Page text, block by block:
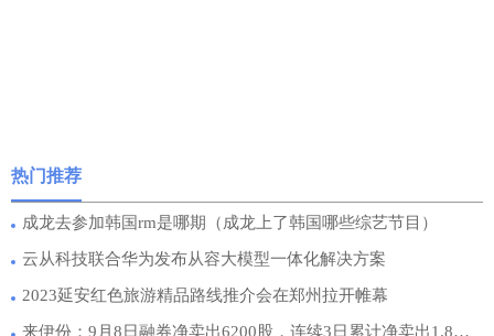
热门推荐
成龙去参加韩国rm是哪期（成龙上了韩国哪些综艺节目）
云从科技联合华为发布从容大模型一体化解决方案
2023延安红色旅游精品路线推介会在郑州拉开帷幕
来伊份：9月8日融券净卖出6200股，连续3日累计净卖出1.8万股